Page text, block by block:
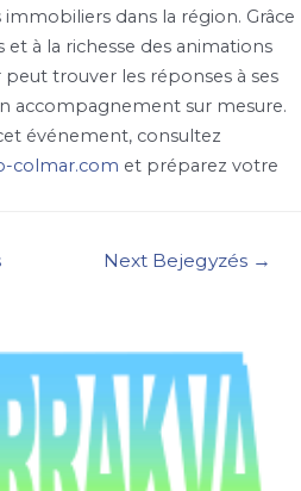
dans la région. Grâce
et à la richesse des animations
trouver les réponses à ses
accompagnement sur mesure.
événement, consultez
colmar.com et préparez votre
Next Bejegyzés →